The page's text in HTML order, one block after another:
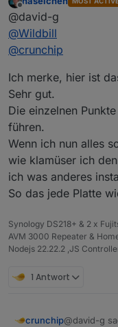
Ob man den
Anstatt
MB
Die meisten
ganz gut hin
Würde nur
Ich habe im
100 GB hab
images etc
aber alle auf
Die System
(PM893).
Offline
@david-g
@Wildbill
@crunchip
Ich merke, hier ist
Sehr gut.
Die einzelnen
führen.
Wenn ich nun alles
wie klamüser ich
ich was anderes
So das jede Platte
Synology DS218+ & 2 x
AVM 3000 Repeater &
Nodejs 22.22.2 ,JS
1 Antwort
crunchip@david-g